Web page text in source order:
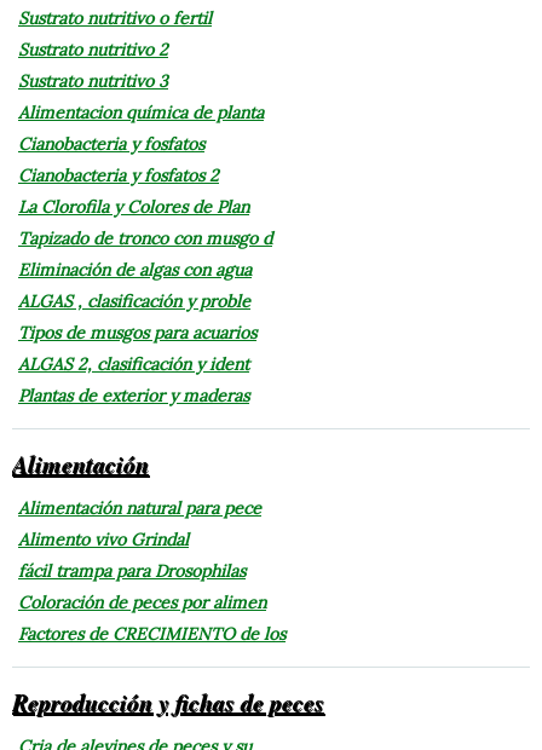
Sustrato nutritivo o fertil
Sustrato nutritivo 2
Sustrato nutritivo 3
Alimentacion química de planta
Cianobacteria y fosfatos
Cianobacteria y fosfatos 2
La Clorofila y Colores de Plan
Tapizado de tronco con musgo d
Eliminación de algas con agua
ALGAS , clasificación y proble
Tipos de musgos para acuarios
ALGAS 2, clasificación y ident
Plantas de exterior y maderas
Alimentación
Alimentación natural para pece
Alimento vivo Grindal
fácil trampa para Drosophilas
Coloración de peces por alimen
Factores de CRECIMIENTO de los
Reproducción y fichas de peces